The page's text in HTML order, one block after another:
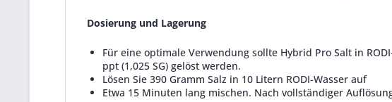
Dosierung und Lagerung
Für eine optimale Verwendung sollte Hybrid Pro Salt in
ppt (1,025 SG) gelöst werden.
Lösen Sie 390 Gramm Salz in 10 Litern RODI-Wasser auf
Etwa 15 Minuten lang mischen. Nach vollständiger